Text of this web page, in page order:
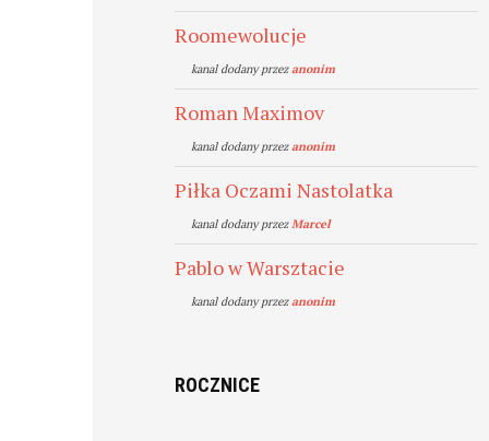
Roomewolucje
kanal dodany przezanonim
Roman Maximov
kanal dodany przezanonim
Piłka Oczami Nastolatka
kanal dodany przezMarcel
Pablo w Warsztacie
kanal dodany przezanonim
ROCZNICE